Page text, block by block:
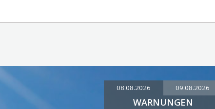
08.08.2026 09.08.2026
WARNUNGEN